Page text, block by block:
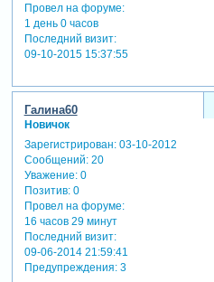
Провел на форуме:
1 день 0 часов
Последний визит:
09-10-2015 15:37:55
Галина60
Новичок
Зарегистрирован: 03-10-2012
Сообщений:20
Уважение: 0
Позитив: 0
Провел на форуме:
16 часов 29 минут
Последний визит:
09-06-2014 21:59:41
Предупреждения:3